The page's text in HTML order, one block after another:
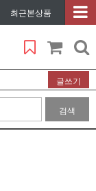
최근본상품
글쓰기
검색